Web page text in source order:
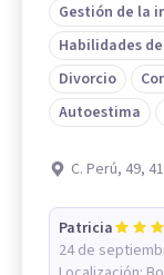
Gestión de la
Habilidades
Divorcio
Autoestima
C. Perú, 49,
Patricia
24 de